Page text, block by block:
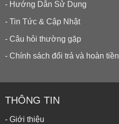
- Hướng Dẫn Sử Dụng
- Tin Tức & Cập Nhật
- Câu hỏi thường gặp
- Chính sách đổi trả và hoàn tiền
THÔNG TIN
- Giới thiệu